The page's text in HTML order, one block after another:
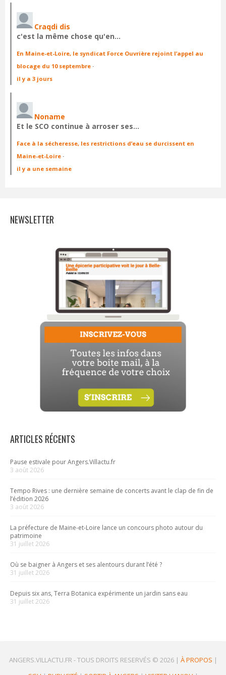
Craqdi dis
c'est la même chose qu'en…
En Maine-et-Loire, le syndicat Force Ouvrière rejoint l’appel au
blocage du 10 septembre ·
il y a 3 jours
Noname
Et le SCO continue à arroser ses…
Face à la sécheresse, les restrictions d’eau se durcissent en
Maine-et-Loire ·
il y a une semaine
NEWSLETTER
ARTICLES RÉCENTS
Pause estivale pour Angers.Villactu.fr
3 août 2026
Tempo Rives : une dernière semaine de concerts avant le clap de fin de
l’édition 2026
3 août 2026
La préfecture de Maine-et-Loire lance un concours photo autour du
patrimoine
31 juillet 2026
Où se baigner à Angers et ses alentours durant l’été ?
31 juillet 2026
Depuis six ans, Terra Botanica expérimente un jardin sans eau
31 juillet 2026
ANGERS.VILLACTU.FR -TOUS DROITS RESERVÉS © 2026| À PROPOS |